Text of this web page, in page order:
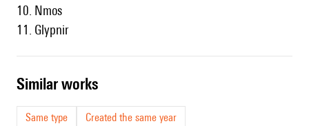
10. Nmos
11. Glypnir
similar works
Same type
Created the same year